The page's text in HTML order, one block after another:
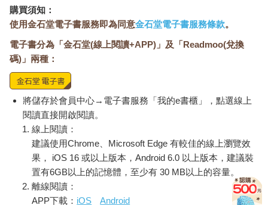
購買須知：
使用金石堂電子書服務即為同意金石堂電子書服務條款。
電子書分為「金石堂(線上閱讀+APP)」及「Readmoo(兌換
碼)」兩種：
將儲存於會員中心→電子書服務「我的e書櫃」，點選線上
閱讀直接開啟閱讀。
線上閱讀：
建議使用Chrome、Microsoft Edge 有較佳的線上瀏覽效
果， iOS 16 或以上版本，Android 6.0 以上版本，建議裝
置有6GB以上的記憶體，至少有 30 MB以上的容量。
離線閱讀：
APP下載： iOS
Android